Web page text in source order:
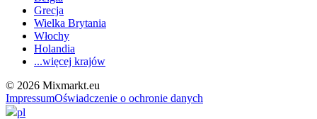
Grecja
Wielka Brytania
Włochy
Holandia
...więcej krajów
© 2026 Mixmarkt.eu
ImpressumOświadczenie o ochronie danych
pl